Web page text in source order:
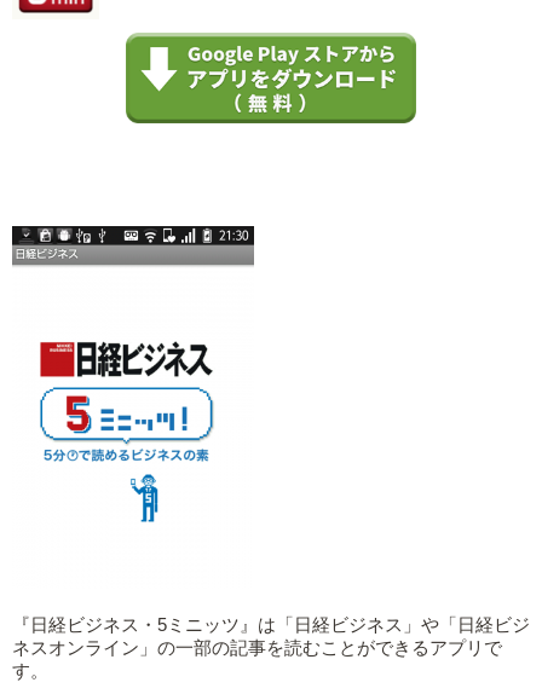
『日経ビジネス・5ミニッツ』は「日経ビジネス」や「日経ビジ
ネスオンライン」の一部の記事を読むことができるアプリで
す。